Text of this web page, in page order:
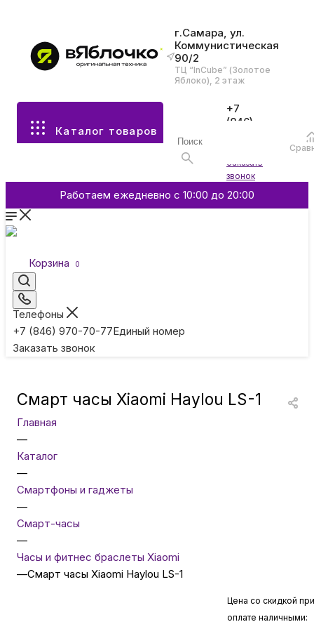
г.Самара, ул.
Коммунистическая
90/2
ТЦ “InCube” (Золотое
Яблоко), 2 этаж
Каталог товаров
+7
(846)
Заказать
звонок
Работаем ежедневно с 10:00 до 20:00
Корзина 0
Телефоны
+7 (846) 970-70-77Единый номер
Заказать звонок
Все разделы каталога
Аксессуары
Смартфоны и гаджеты
Умные кольца
Смарт часы Xiaomi Haylou LS-1
Главная
—
Каталог
—
Смартфоны и гаджеты
—
Смарт-часы
—
Часы и фитнес браслеты Xiaomi
—Смарт часы Xiaomi Haylou LS-1
Цена со скидкой при
оплате наличными: